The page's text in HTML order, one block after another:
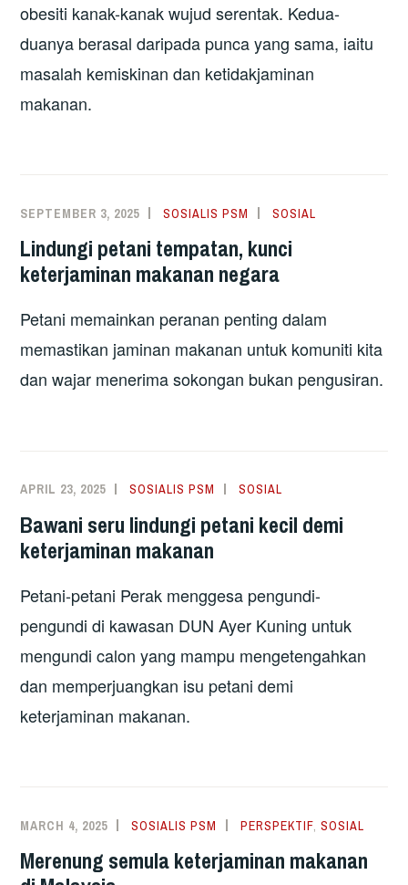
obesiti kanak-kanak wujud serentak. Kedua-
duanya berasal daripada punca yang sama, iaitu
masalah kemiskinan dan ketidakjaminan
makanan.
SEPTEMBER 3, 2025 SOSIALIS PSM SOSIAL
Lindungi petani tempatan, kunci
keterjaminan makanan negara
Petani memainkan peranan penting dalam
memastikan jaminan makanan untuk komuniti kita
dan wajar menerima sokongan bukan pengusiran.
APRIL 23, 2025 SOSIALIS PSM SOSIAL
Bawani seru lindungi petani kecil demi
keterjaminan makanan
Petani-petani Perak menggesa pengundi-
pengundi di kawasan DUN Ayer Kuning untuk
mengundi calon yang mampu mengetengahkan
dan memperjuangkan isu petani demi
keterjaminan makanan.
MARCH 4, 2025 SOSIALIS PSM PERSPEKTIF,SOSIAL
Merenung semula keterjaminan makanan